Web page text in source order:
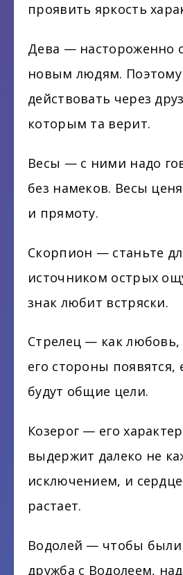
проявить яркость
Дева — настороженно
новым людям.
действовать через
которым та верит.
Весы — с ними надо
без намеков. Весы
и прямоту.
Скорпион — станьте
источником острых
знак любит встряски.
Стрелец — как любовь,
его стороны появятся,
будут общие цели.
Козерог — его
выдержит далеко не
исключением, и
растает.
Водолей — чтобы
дружба с Водолеем,